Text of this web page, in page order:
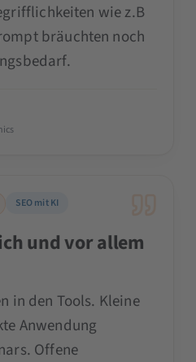
wie z.B
bräuchten noch
SEOnics
SEO mit KI
und vor allem
in den Tools. Kleine
Anwendung
Offene